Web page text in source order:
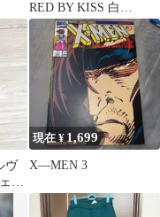
RED BY KISS 白
BOWWOW EDITION
ヴ
ー
現在 ¥ 1,699
X―MEN 3